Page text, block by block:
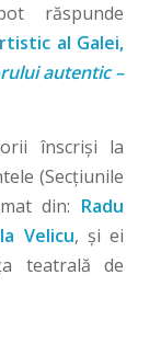
răspunde
al Galei,
autentic –
înscriși la
(Secțiunile
din: Radu
Velicu, și ei
teatrală de